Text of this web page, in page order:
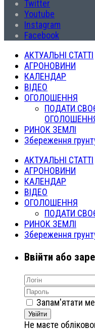
Twitter
Youtube
Instagram
Facebook
АКТУАЛЬНІ СТАТТІ
АГРОНОВИНИ
КАЛЕНДАР
ВІДЕО
ОГОЛОШЕННЯ
ПОДАТИ
РИНОК ЗЕМЛІ
Збереження
АКТУАЛЬНІ СТАТТІ
АГРОНОВИНИ
КАЛЕНДАР
ВІДЕО
ОГОЛОШЕННЯ
ПОДАТИ
РИНОК ЗЕМЛІ
Збереження
Ввійти або
Запам'ятати
Увійти
Не маєте